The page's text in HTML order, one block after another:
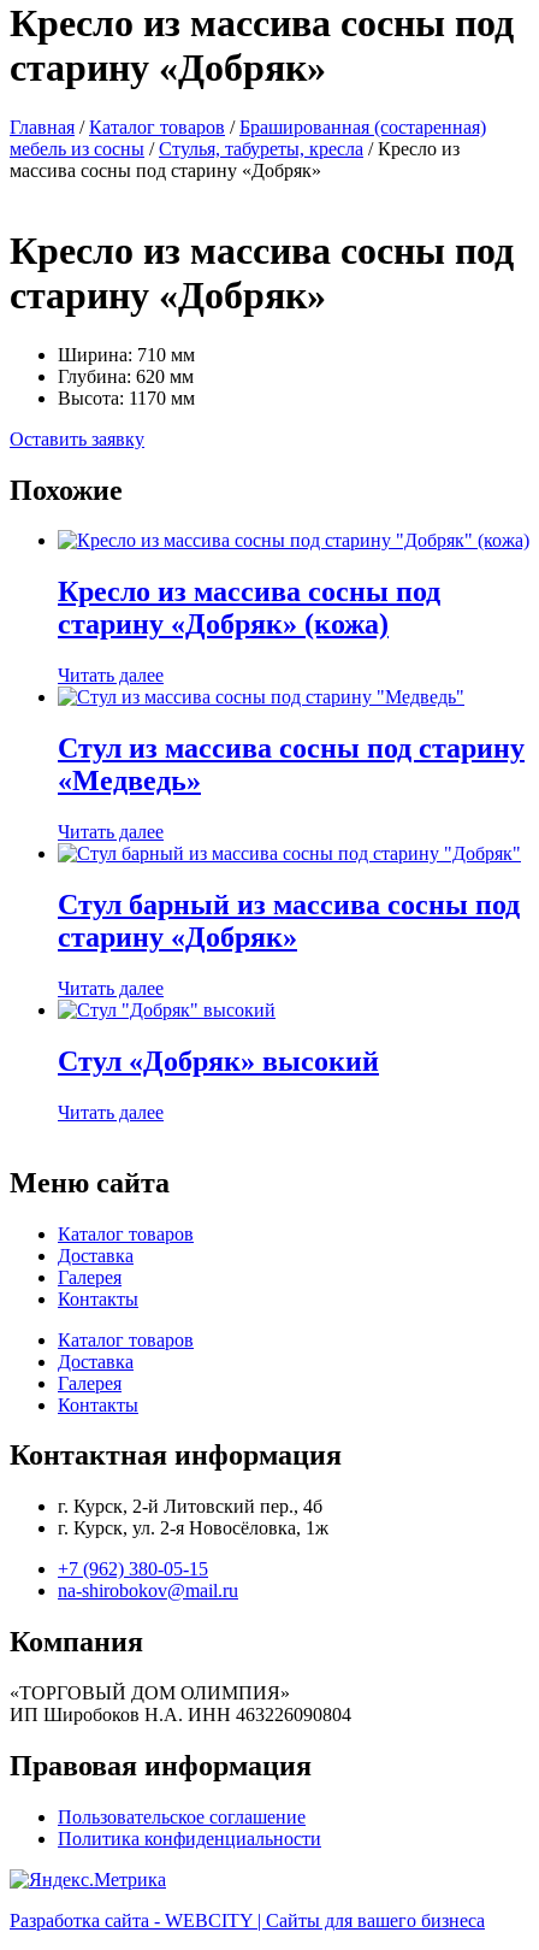
Кресло из массива сосны под
старину «Добряк»
Главная /Каталог товаров /Брашированная (состаренная)
мебель из сосны /Стулья, табуреты, кресла / Кресло из
массива сосны под старину «Добряк»
Кресло из массива сосны под
старину «Добряк»
Ширина: 710 мм
Глубина: 620 мм
Высота: 1170 мм
Оставить заявку
Похожие
Кресло из массива сосны под
старину «Добряк» (кожа)
Читать далее
Стул из массива сосны под старину
«Медведь»
Читать далее
Стул барный из массива сосны под
старину «Добряк»
Читать далее
Стул «Добряк» высокий
Читать далее
Меню сайта
Каталог товаров
Доставка
Галерея
Контакты
Каталог товаров
Доставка
Галерея
Контакты
Контактная информация
г. Курск, 2-й Литовский пер., 4б
г. Курск, ул. 2-я Новосёловка, 1ж
+7 (962) 380-05-15
na-shirobokov@mail.ru
Компания
«ТОРГОВЫЙ ДОМ ОЛИМПИЯ»
ИП Широбоков Н.А. ИНН 463226090804
Правовая информация
Пользовательское соглашение
Политика конфиденциальности
Разработка сайта - WEBCITY | Сайты для вашего бизнеса